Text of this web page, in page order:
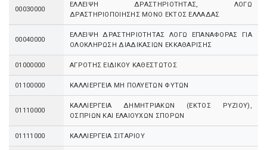
00030000
ΕΛΛΕΙΨΗ ΔΡΑΣΤΗΡΙΟΤΗΤΑΣ, ΛΟΓΩ
ΔΡΑΣΤΗΡΙΟΠΟΙΗΣΗΣ ΜΟΝΟ ΕΚΤΟΣ ΕΛΛΑΔΑΣ
00040000
ΕΛΛΕΙΨΗ ΔΡΑΣΤΗΡΙΟΤΗΤΑΣ ΛΟΓΩ ΕΠΑΝΑΦΟΡΑΣ ΓΙΑ
ΟΛΟΚΛΗΡΩΣΗ ΔΙΑΔΙΚΑΣΙΩΝ ΕΚΚΑΘΑΡΙΣΗΣ
01000000 ΑΓΡΟΤΗΣ ΕΙΔΙΚΟΥ ΚΑΘΕΣΤΩΤΟΣ
01100000 ΚΑΛΛΙΕΡΓΕΙΑ ΜΗ ΠΟΛΥΕΤΩΝ ΦΥΤΩΝ
01110000
ΚΑΛΛΙΕΡΓΕΙΑ ΔΗΜΗΤΡΙΑΚΩΝ (ΕΚΤΟΣ ΡΥΖΙΟΥ),
ΟΣΠΡΙΩΝ ΚΑΙ ΕΛΑΙΟΥΧΩΝ ΣΠΟΡΩΝ
01111000 ΚΑΛΛΙΕΡΓΕΙΑ ΣΙΤΑΡΙΟΥ